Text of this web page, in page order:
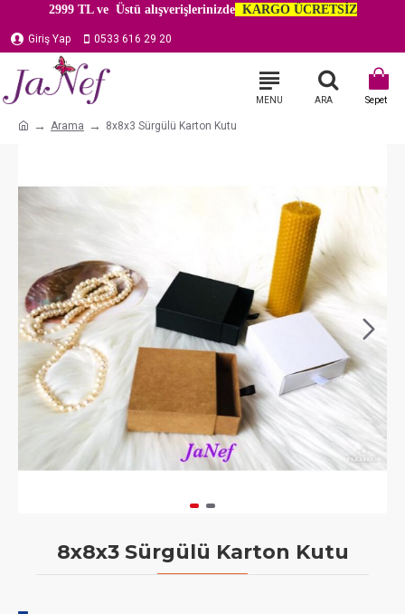
2999 TL ve Üstü alışverişlerinizdeKARGO ÜCRETSİZ
Giriş Yap 0533 616 29 20
Arama 8x8x3 Sürgülü Karton Kutu
8x8x3 Sürgülü Karton Kutu